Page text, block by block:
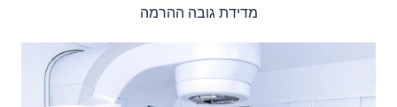
מדידת גובה ההרמה